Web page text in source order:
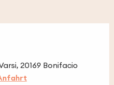
20169 Bonifacio